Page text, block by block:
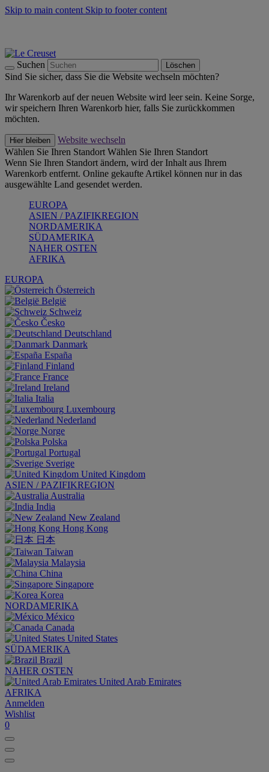
Skip to main content Skip to footer content
Suchen Löschen
Sind Sie sicher, dass Sie die Website wechseln möchten?
Ihr Warenkorb auf der neuen Website wird leer sein. Keine Sorge,
wir speichern Ihren Warenkorb hier, falls Sie zurückkommen
möchten.
Hier bleiben
Website wechseln
Wählen Sie Ihren Standort Wählen Sie Ihren Standort
Wenn Sie Ihren Standort ändern, wird der Inhalt aus Ihrem
Warenkorb entfernt. Online gekaufte Artikel können nur in das
ausgewählte Land gesendet werden.
EUROPA
ASIEN / PAZIFIKREGION
NORDAMERIKA
SÜDAMERIKA
NAHER OSTEN
AFRIKA
EUROPA
Österreich
België
Schweiz
Česko
Deutschland
Danmark
España
Finland
France
Ireland
Italia
Luxembourg
Nederland
Norge
Polska
Portugal
Sverige
United Kingdom
ASIEN / PAZIFIKREGION
Australia
India
New Zealand
Hong Kong
日本
Taiwan
Malaysia
China
Singapore
Korea
NORDAMERIKA
México
Canada
United States
SÜDAMERIKA
Brazil
NAHER OSTEN
United Arab Emirates
AFRIKA
Anmelden
Wishlist
0